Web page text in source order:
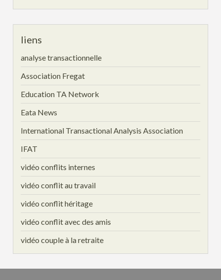
liens
analyse transactionnelle
Association Fregat
Education TA Network
Eata News
International Transactional Analysis Association
IFAT
vidéo conflits internes
vidéo conflit au travail
vidéo conflit héritage
vidéo conflit avec des amis
vidéo couple à la retraite